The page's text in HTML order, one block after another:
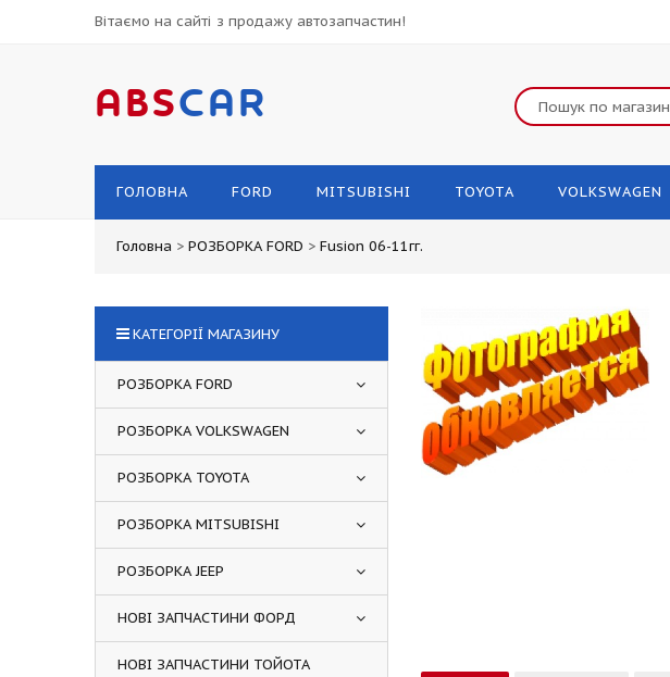
Вітаємо на сайті з продажу автозапчастин!
ABSCAR
ГОЛОВНА FORD MITSUBISHI TOYOTA VOLKSWAGEN
Головна > РОЗБОРКА FORD > Fusion 06-11гг.
КАТЕГОРІЇ МАГАЗИНУ
РОЗБОРКА FORD
РОЗБОРКА VOLKSWAGEN
РОЗБОРКА TOYOTA
РОЗБОРКА MITSUBISHI
РОЗБОРКА JEEP
НОВІ ЗАПЧАСТИНИ ФОРД
НОВІ ЗАПЧАСТИНИ ТОЙОТА